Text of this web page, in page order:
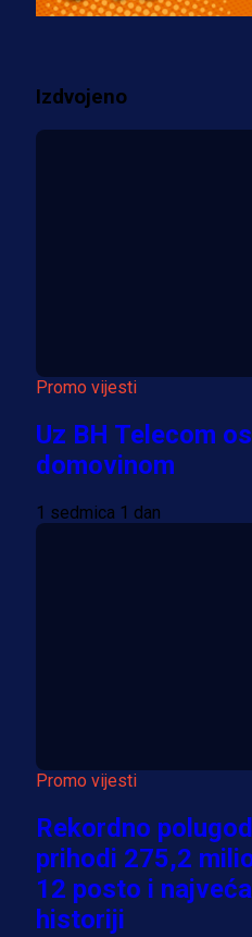
prostorije FK
Više vijesti
Izdvojeno
Promo vijesti
Uz BH Telecom
domovinom
1 sedmica 1 dan
Promo vijesti
Rekordno
prihodi 275,2
12 posto i
historiji